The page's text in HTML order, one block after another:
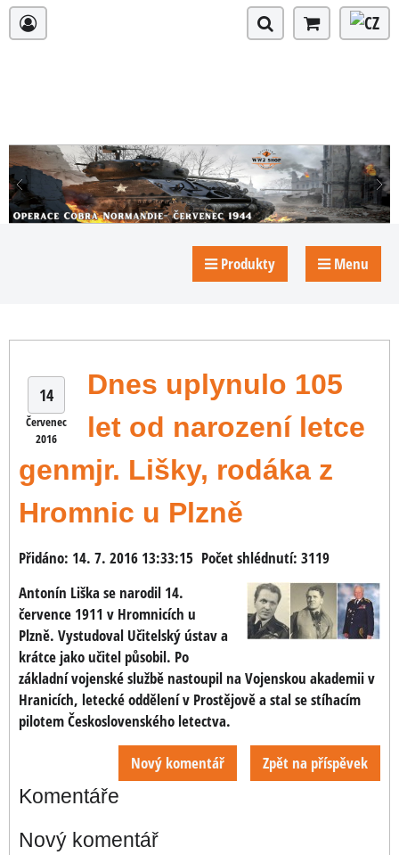
Produkty Menu
14
Červenec
2016
Dnes uplynulo 105
let od narození letce
genmjr. Lišky, rodáka z
Hromnic u Plzně
Přidáno: 14. 7. 2016 13:33:15 Počet shlédnutí: 3119
Antonín Liška se narodil 14.
července 1911 v Hromnicích u
Plzně. Vystudoval Učitelský ústav a
krátce jako učitel působil. Po
základní vojenské službě nastoupil na Vojenskou akademii v
Hranicích, letecké oddělení v Prostějově a stal se stíhacím
pilotem Československého letectva.
Zpět na příspěvek
Nový komentář
Komentáře
Nový komentář